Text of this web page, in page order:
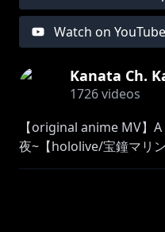
Watch on YouTube
Kanata Ch.
1726videos
【original anime MV】
https://
※ホロライブプロダクシ